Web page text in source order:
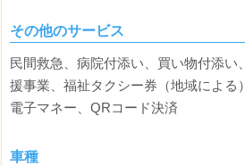
その他のサービス
民間救急、病院付添い、買い物付添い
援事業、福祉タクシー券（地域による
電子マネー、QRコード決済
車種